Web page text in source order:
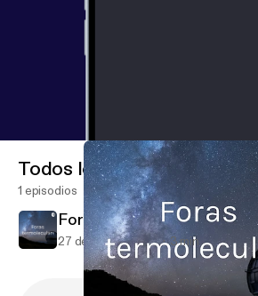
Todos los episodios
1 episodios
Forças intermoleculares
27 de oct de 2020 3 min